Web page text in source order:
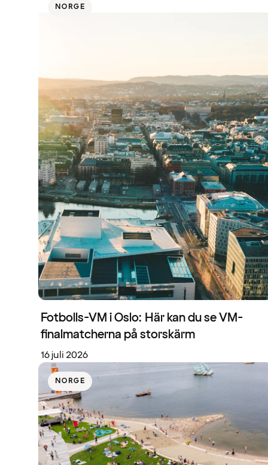
NORGE
Fotbolls-VM i Oslo: Här kan du se VM-
finalmatcherna på storskärm
16 juli 2026
NORGE